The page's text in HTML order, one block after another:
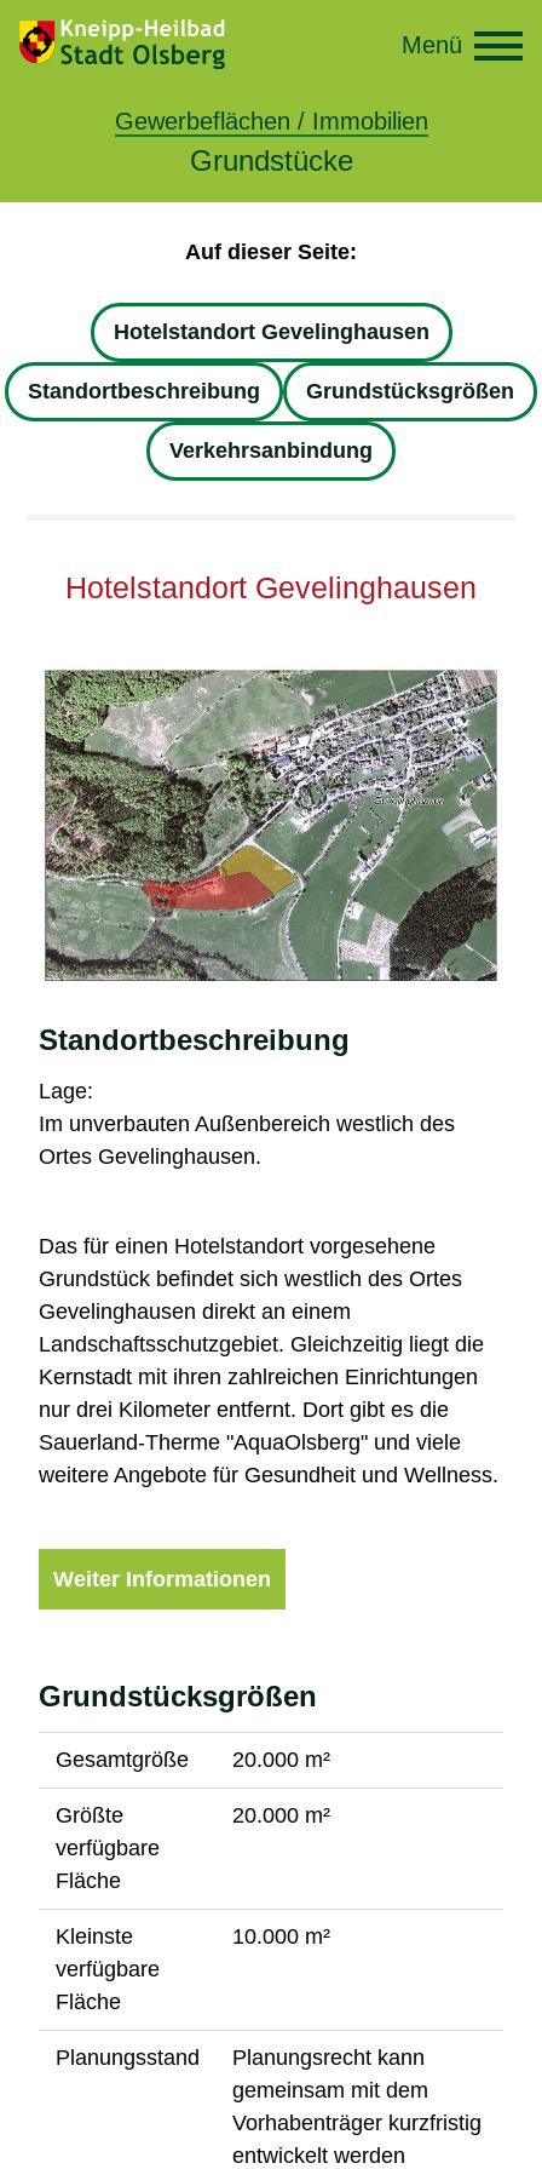
Gewerbeflächen / Immobilien
Grundstücke
Menü
Auf dieser Seite:
Hotelstandort Gevelinghausen
Standortbeschreibung Grundstücksgrößen
Verkehrsanbindung
Hotelstandort Gevelinghausen
Standortbeschreibung
Lage:
Im unverbauten Außenbereich westlich des
Ortes Gevelinghausen.
Das für einen Hotelstandort vorgesehene
Grundstück befindet sich westlich des Ortes
Gevelinghausen direkt an einem
Landschaftsschutzgebiet. Gleichzeitig liegt die
Kernstadt mit ihren zahlreichen Einrichtungen
nur drei Kilometer entfernt. Dort gibt es die
Sauerland-Therme "AquaOlsberg" und viele
weitere Angebote für Gesundheit und Wellness.
Weiter Informationen
Grundstücksgrößen
Gesamtgröße 20.000 m²
Größte
verfügbare
Fläche
20.000 m²
Kleinste
verfügbare
Fläche
10.000 m²
Planungsstand
Planungsrecht kann
gemeinsam mit dem
Vorhabenträger kurzfristig
entwickelt werden